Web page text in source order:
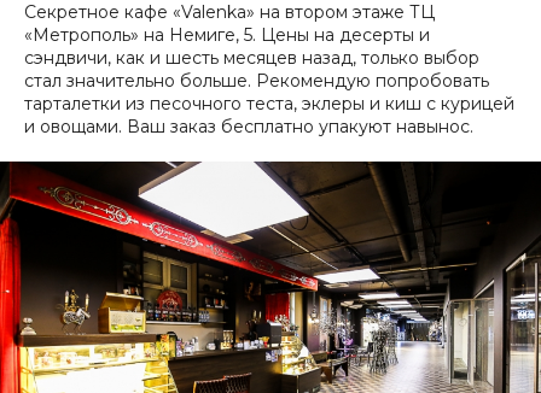
Секретное кафе «Valenka» на втором этаже ТЦ
«Метрополь» на Немиге, 5. Цены на десерты и
сэндвичи, как и шесть месяцев назад, только выбор
стал значительно больше. Рекомендую попробовать
тарталетки из песочного теста, эклеры и киш с курицей
и овощами. Ваш заказ бесплатно упакуют навынос.